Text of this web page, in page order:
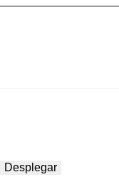
Desplegar